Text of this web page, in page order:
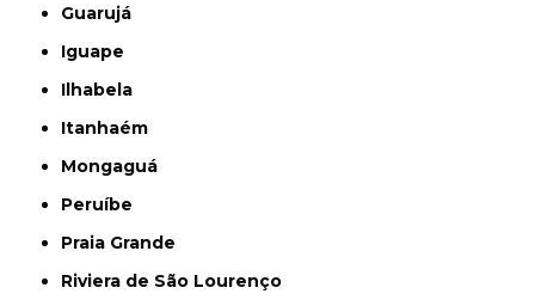
Guarujá
Iguape
Ilhabela
Itanhaém
Mongaguá
Peruíbe
Praia Grande
Riviera de São Lourenço